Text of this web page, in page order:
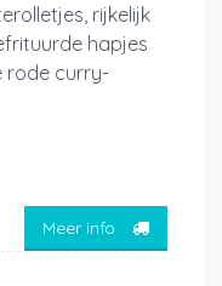
rijkelijk
hapjes
rode curry-
Meer info